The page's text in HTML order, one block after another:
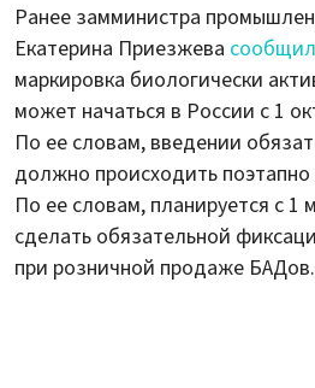
Ранее замминистра
Екатерина Приезжева
маркировка биологически
может начаться в России с 1
По ее словам, введении
должно происходить поэтапно
По ее словам, планируется с 1
сделать обязательной
при розничной продаже БАДов.